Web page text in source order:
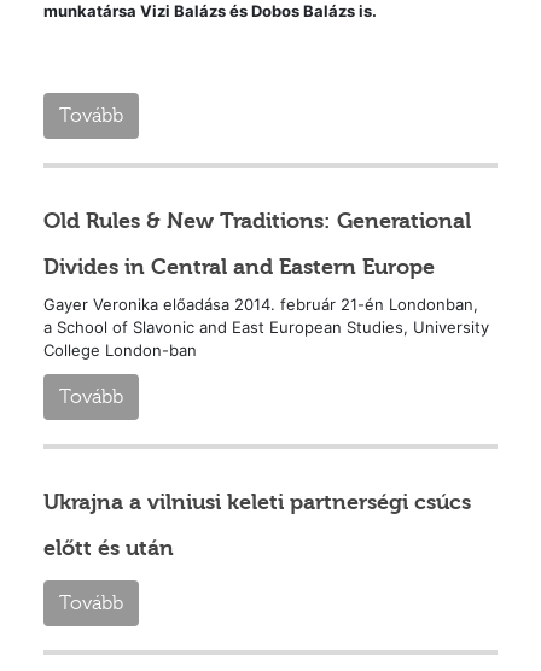
munkatársa Vizi Balázs és Dobos Balázs is.
Tovább
Old Rules & New Traditions: Generational
Divides in Central and Eastern Europe
Gayer Veronika előadása 2014. február 21-én Londonban,
a School of Slavonic and East European Studies, University
College London-ban
Tovább
Ukrajna a vilniusi keleti partnerségi csúcs
előtt és után
Tovább